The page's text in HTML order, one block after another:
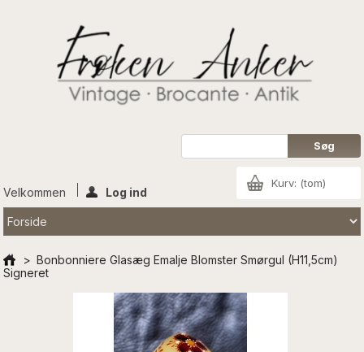
Kurv: (tom)
Velkommen Log ind
> Bonbonniere Glasæg Emalje Blomster Smørgul (H11,5cm)
Signeret